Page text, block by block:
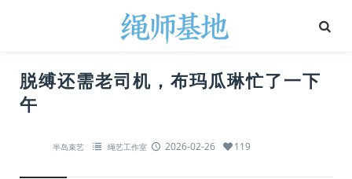
脱缚还需老司机，布玛瓜琳忙了一下
午
半岛束艺 绳艺工作室 2026-02-26 119